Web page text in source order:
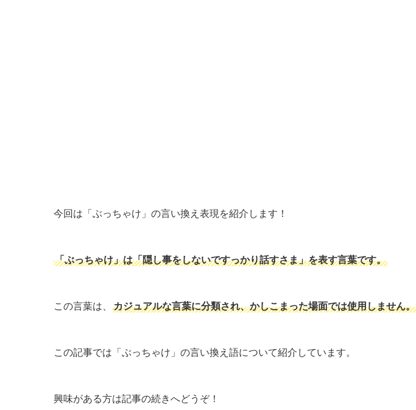
今回は「ぶっちゃけ」の言い換え表現を紹介します！
「ぶっちゃけ」は「隠し事をしないですっかり話すさま」を表す言葉です。
この言葉は、 カジュアルな言葉に分類され、かしこまった場面では使用しません。
この記事では「ぶっちゃけ」の言い換え語について紹介しています。
興味がある方は記事の続きへどうぞ！